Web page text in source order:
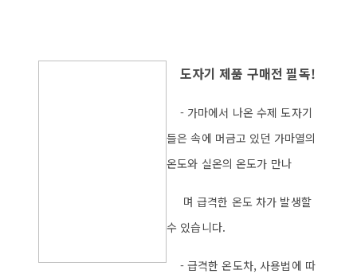
도자기 제품 구매전 필독!
- 가마에서 나온 수제 도자기
들은 속에 머금고 있던 가마열의
온도와 실온의 온도가 만나
며 급격한 온도 차가 발생할
수 있습니다.
- 급격한 온도차, 사용법에 따